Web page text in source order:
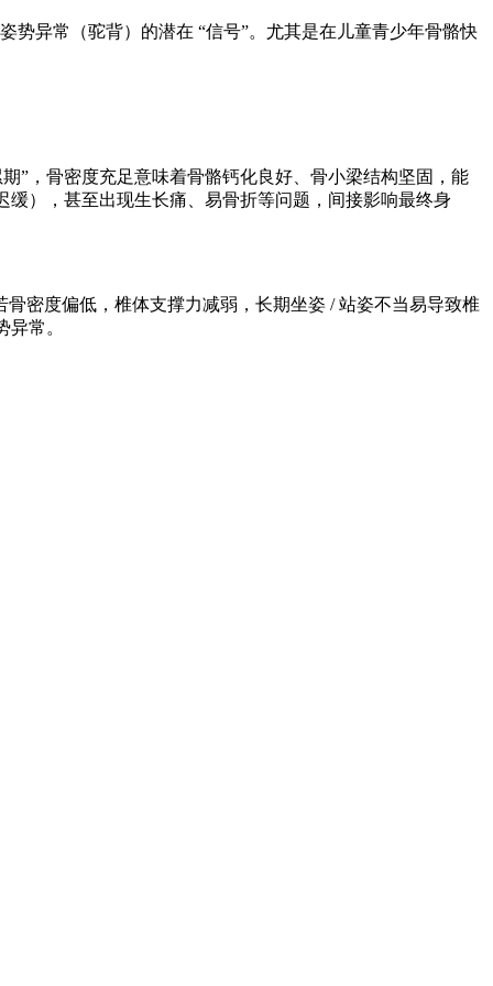
异常（驼背）的潜在 “信号”。尤其是在儿童青少年骨骼快
”，骨密度充足意味着骨骼钙化良好、骨小梁结构坚固，能
），甚至出现生长痛、易骨折等问题，间接影响最终身
密度偏低，椎体支撑力减弱，长期坐姿 / 站姿不当易导致椎
常。